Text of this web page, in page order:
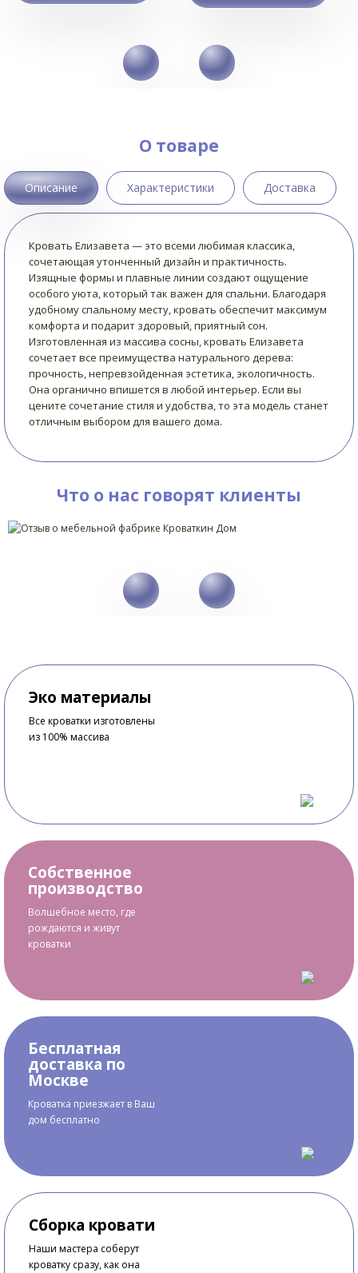
О товаре
Описание Характеристики Доставка
Кровать Елизавета — это всеми любимая классика,
сочетающая утонченный дизайн и практичность.
Изящные формы и плавные линии создают ощущение
особого уюта, который так важен для спальни. Благодаря
удобному спальному месту, кровать обеспечит максимум
комфорта и подарит здоровый, приятный сон.
Изготовленная из массива сосны, кровать Елизавета
сочетает все преимущества натурального дерева:
прочность, непревзойденная эстетика, экологичность.
Она органично впишется в любой интерьер. Если вы
цените сочетание стиля и удобства, то эта модель станет
отличным выбором для вашего дома.
Что о нас говорят клиенты
Эко материалы
Все кроватки изготовлены
из 100% массива
Собственное
производство
Волшебное место, где
рождаются и живут
кроватки
Бесплатная
доставка по
Москве
Кроватка приезжает в Ваш
дом бесплатно
Сборка кровати
Наши мастера соберут
кроватку сразу, как она